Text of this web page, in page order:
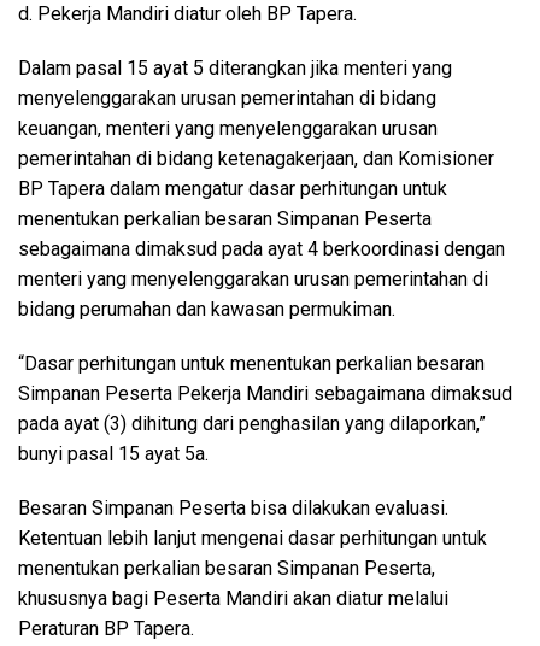
d. Pekerja Mandiri diatur oleh BP Tapera.
Dalam pasal 15 ayat 5 diterangkan jika menteri yang
menyelenggarakan urusan pemerintahan di bidang
keuangan, menteri yang menyelenggarakan urusan
pemerintahan di bidang ketenagakerjaan, dan Komisioner
BP Tapera dalam mengatur dasar perhitungan untuk
menentukan perkalian besaran Simpanan Peserta
sebagaimana dimaksud pada ayat 4 berkoordinasi dengan
menteri yang menyelenggarakan urusan pemerintahan di
bidang perumahan dan kawasan permukiman.
“Dasar perhitungan untuk menentukan perkalian besaran
Simpanan Peserta Pekerja Mandiri sebagaimana dimaksud
pada ayat (3) dihitung dari penghasilan yang dilaporkan,”
bunyi pasal 15 ayat 5a.
Besaran Simpanan Peserta bisa dilakukan evaluasi.
Ketentuan lebih lanjut mengenai dasar perhitungan untuk
menentukan perkalian besaran Simpanan Peserta,
khususnya bagi Peserta Mandiri akan diatur melalui
Peraturan BP Tapera.